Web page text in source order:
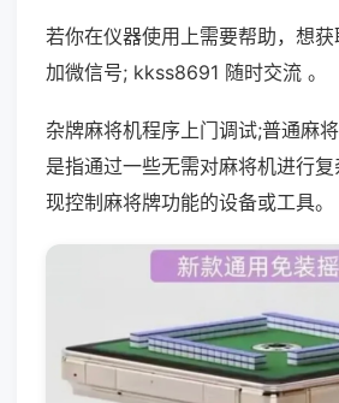
若你在仪器使用上需要帮助，想
加微信号; kkss8691 随时交流 。
杂牌麻将机程序上门调试;普通麻
是指通过一些无需对麻将机进行
现控制麻将牌功能的设备或工具。